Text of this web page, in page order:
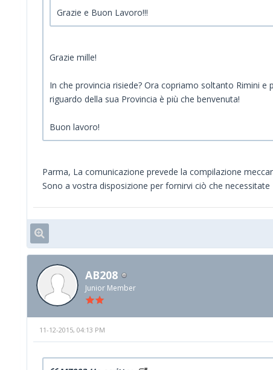
Grazie e Buon Lavoro!!!
Grazie mille!
In che provincia risiede? Ora copriamo soltanto Rimini
riguardo della sua Provincia è più che benvenuta!
Buon lavoro!
Parma, La comunicazione prevede la compilazione
Sono a vostra disposizione per fornirvi ciò che necessitate
AB208
Junior Member
11-12-2015, 04:13 PM